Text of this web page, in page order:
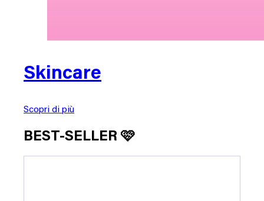
Skincare
Scopri di più
BEST-SELLER 🩷